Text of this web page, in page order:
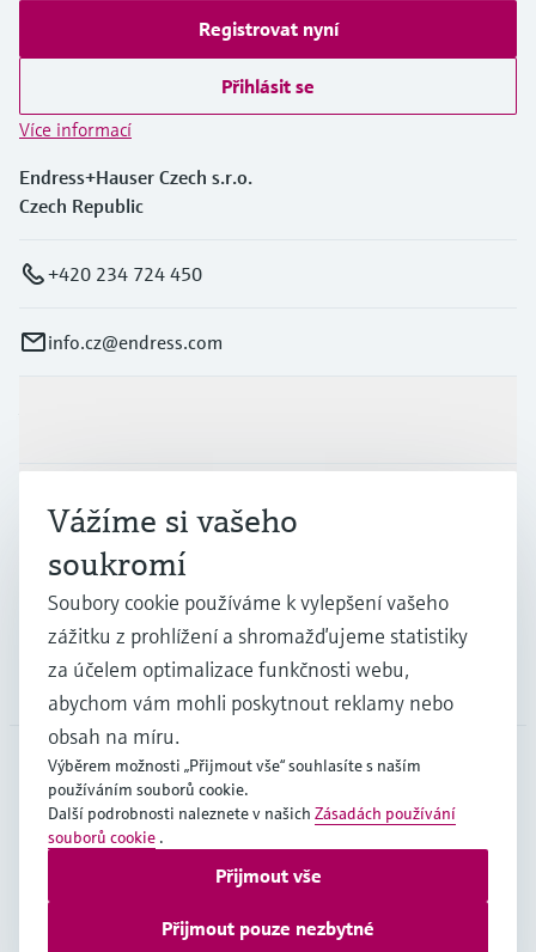
Registrovat nyní
Přihlásit se
Více informací
Endress+Hauser Czech s.r.o.
Czech Republic
+420 234 724 450
info.cz@endress.com
Průmysl
Podpora
Společnost
CZE•čeština
Copyright © Endress+Hauser Group Services AG
Podmínky používání
Ochrana dat
Všeobecné obchodní podmínky
Vážíme si vašeho
soukromí
Soubory cookie používáme k vylepšení vašeho
zážitku z prohlížení a shromažďujeme statistiky
za účelem optimalizace funkčnosti webu,
abychom vám mohli poskytnout reklamy nebo
obsah na míru.
Výběrem možnosti „Přijmout vše“ souhlasíte s naším
používáním souborů cookie.
Další podrobnosti naleznete v našich Zásadách používání
souborů cookie .
Přijmout pouze nezbytné
Přijmout vše